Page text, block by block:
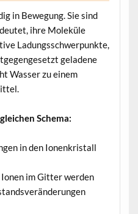
in Bewegung. Sie sind
ihre Moleküle
Ladungsschwerpunkte,
geladene
Wasser zu einem
Schema:
in den Ionenkristall
im Gitter werden